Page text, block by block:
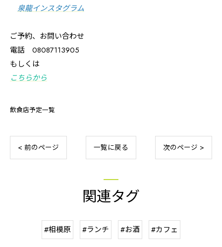
泉龍インスタグラム
ご予約、お問い合わせ
電話 08087113905
もしくは
こちらから
飲食店予定一覧
< 前のページ 一覧に戻る 次のページ >
関連タグ
#相模原 #ランチ #お酒 #カフェ